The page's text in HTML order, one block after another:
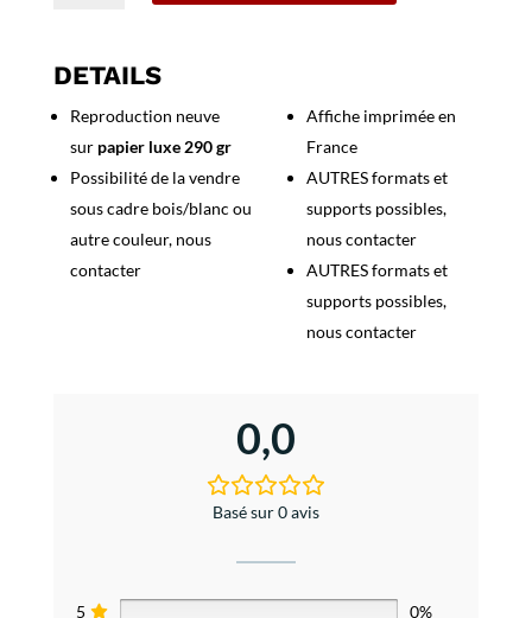
DETAILS
Reproduction neuve
sur papier luxe 290 gr
Possibilité de la vendre
sous cadre bois/blanc ou
autre couleur, nous
contacter
Affiche imprimée en
France
AUTRES formats et
supports possibles,
nous contacter
AUTRES formats et
supports possibles,
nous contacter
0,0
Basé sur 0 avis
5 0%